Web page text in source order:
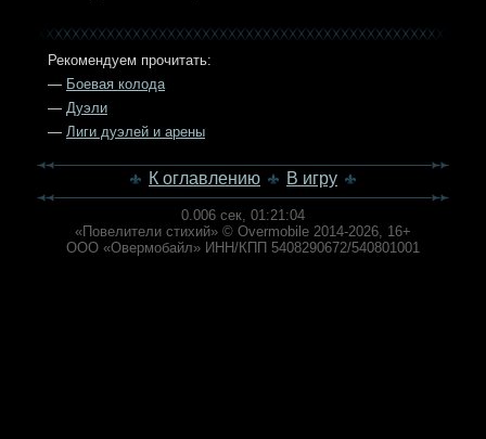
Рекомендуем прочитать:
— Боевая колода
— Дуэли
— Лиги дуэлей и арены
К оглавлению В игру
0.006 сек, 01:21:04
«Повелители стихий» © Overmobile 2014-2026, 16+
ООО «Овермобайл» ИНН/КПП 5408290672/540801001